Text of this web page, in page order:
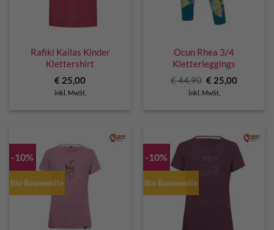
Rafiki Kailas Kinder
Klettershirt
€ 25,00
inkl. MwSt.
Ocun Rhea 3/4
Kletterleggings
€44,90 Ursprünglicher
Preis
war:
€ 25,00
inkl. MwSt.
-10%
Bio Baumwolle
-10%
Bio Baumwolle